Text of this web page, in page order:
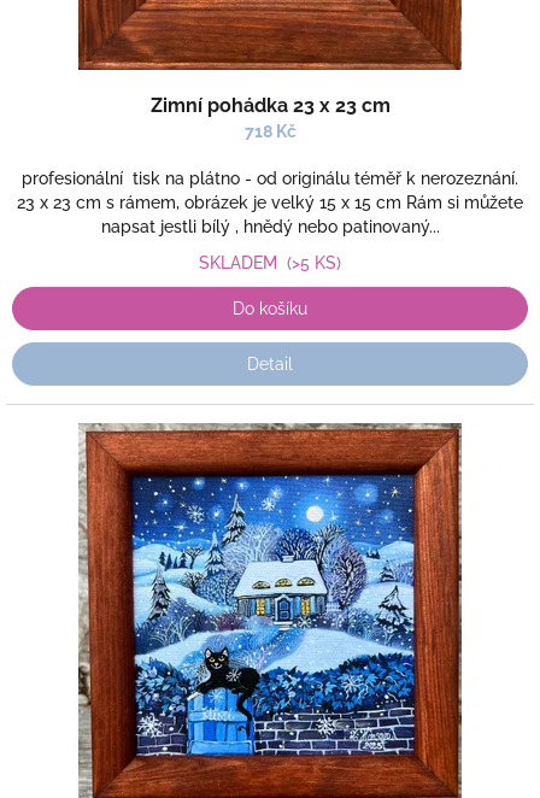
Zimní pohádka 23 x 23 cm
718 Kč
profesionální tisk na plátno - od originálu téměř k nerozeznání.
23 x 23 cm s rámem, obrázek je velký 15 x 15 cm Rám si můžete
napsat jestli bílý , hnědý nebo patinovaný...
SKLADEM (>5 KS)
Do košíku
Detail